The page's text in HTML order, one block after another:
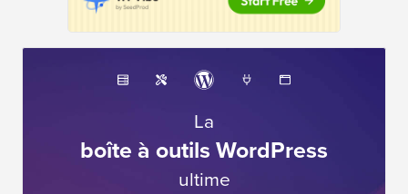
La
boîte à outils WordPress
ultime